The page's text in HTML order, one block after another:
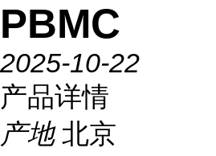
PBMC
2025-10-22
产品详情
产地 北京